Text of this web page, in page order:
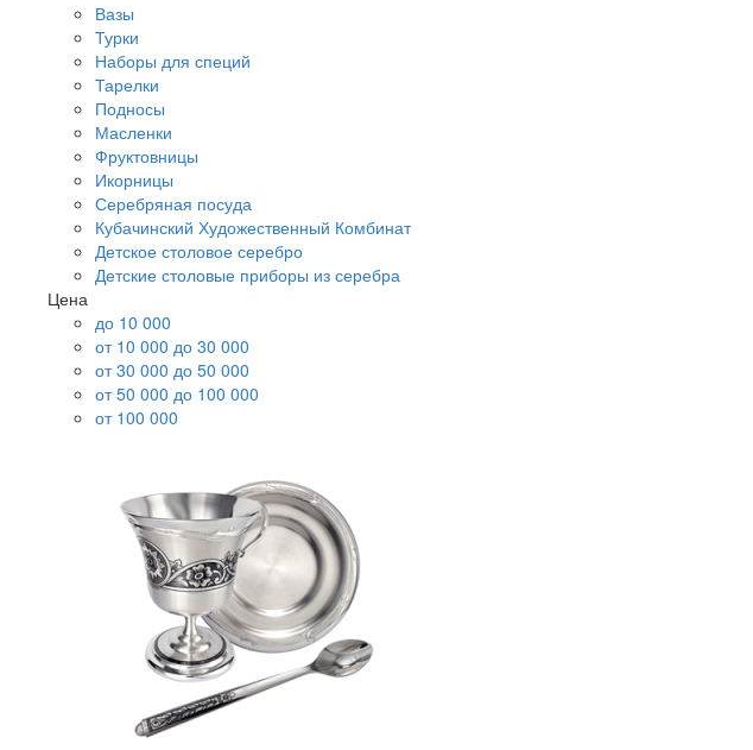
Вазы
Турки
Наборы для специй
Тарелки
Подносы
Масленки
Фруктовницы
Икорницы
Серебряная посуда
Кубачинский Художественный Комбинат
Детское столовое серебро
Детские столовые приборы из серебра
Цена
до 10 000
от 10 000 до 30 000
от 30 000 до 50 000
от 50 000 до 100 000
от 100 000